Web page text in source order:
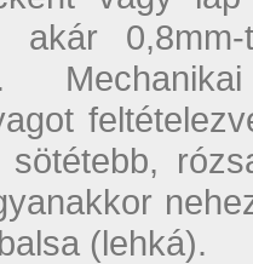
akár
(lehká).